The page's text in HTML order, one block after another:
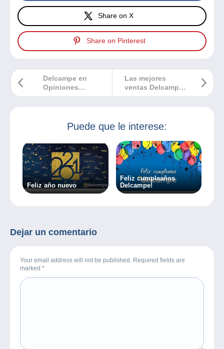
Share on X
Share on Pinterest
Las mejores
ventas Delcampe
diciembre 2025
Delcampe en
Opiniones
Verificadas:
embajadores!Puede que le interese:
Feliz año nuevo
Feliz cumpleaños
Delcampe!
Dejar un comentario
Your email address will not be published. Required fields are
marked *